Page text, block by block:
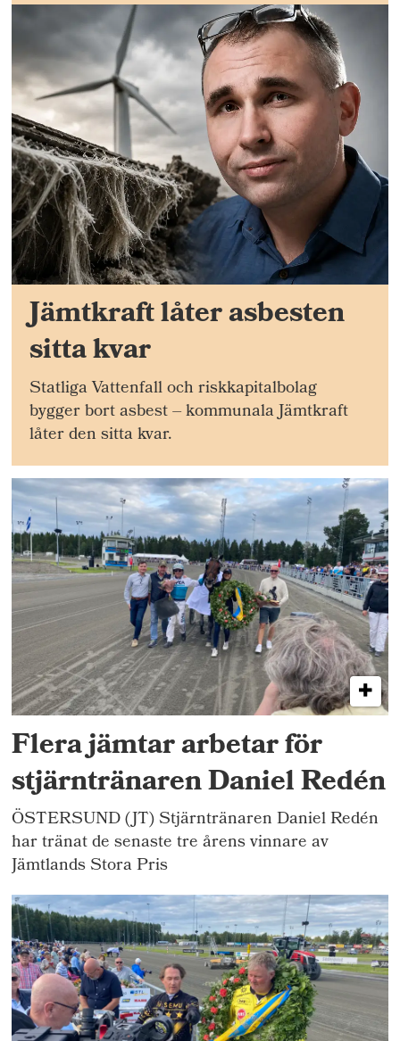
Jämtkraft låter asbesten
sitta kvar
Statliga Vattenfall och riskkapitalbolag
bygger bort asbest – kommunala Jämtkraft
låter den sitta kvar.
Flera jämtar arbetar för
stjärntränaren Daniel Redén
ÖSTERSUND (JT) Stjärntränaren Daniel Redén
har tränat de senaste tre årens vinnare av
Jämtlands Stora Pris